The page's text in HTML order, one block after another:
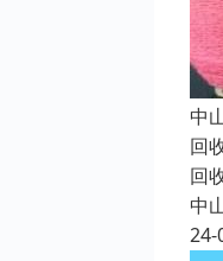
中
回
回
中
24-